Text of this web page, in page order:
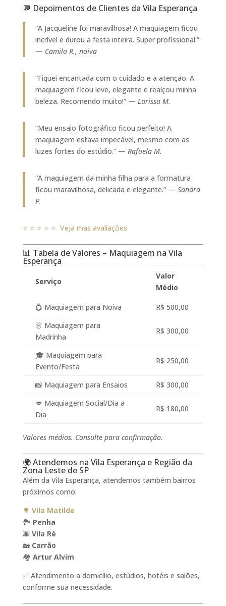
💬 Depoimentos de Clientes da Vila Esperança
“A Jacqueline foi maravilhosa! A maquiagem ficou
incrível e durou a festa inteira. Super profissional.”
— Camila R., noiva
“Fiquei encantada com o cuidado e a atenção. A
maquiagem ficou leve, elegante e realçou minha
beleza. Recomendo muito!” — Larissa M.
“Meu ensaio fotográfico ficou perfeito! A
maquiagem estava impecável, mesmo com as
luzes fortes do estúdio.” — Rafaela M.
“A maquiagem da minha filha para a formatura
ficou maravilhosa, delicada e elegante.” — Sandra
P.
⭐ ⭐ ⭐ ⭐ ⭐ Veja mas avaliações
📊 Tabela de Valores – Maquiagem na Vila
Esperança
Serviço
Valor
Médio
💍 Maquiagem para Noiva
R$ 500,00
👗 Maquiagem para
Madrinha
R$ 300,00
🎓 Maquiagem para
Evento/Festa
R$ 250,00
📸 Maquiagem para Ensaios
R$ 300,00
💋 Maquiagem Social/Dia a
Dia
R$ 180,00
Valores médios. Consulte para confirmação.
🌍 Atendemos na Vila Esperança e Região da
Zona Leste de SP
Além da Vila Esperança, atendemos também bairros
próximos como:
🌳 Vila Matilde
🏞️ Penha
🌆 Vila Ré
🏡 Carrão
🏘️ Artur Alvim
✅ Atendimento a domicílio, estúdios, hotéis e salões,
conforme sua necessidade.